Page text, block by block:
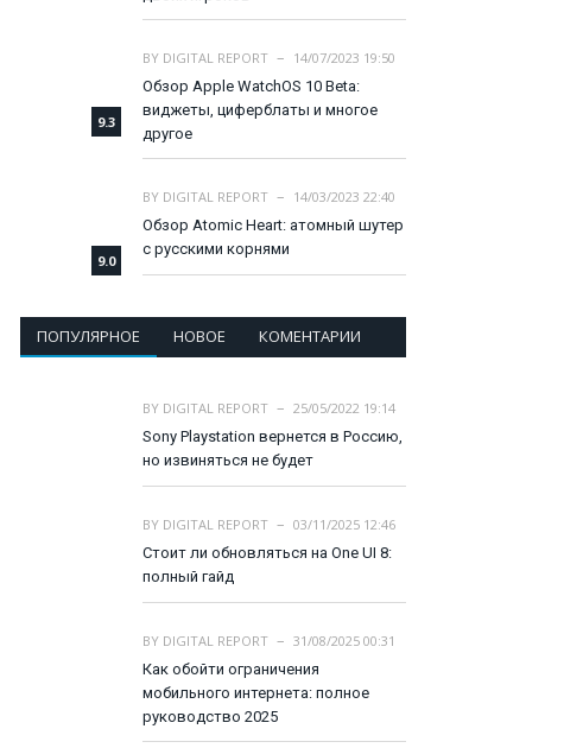
9.3
BY DIGITAL REPORT
14/07/2023 19:50
Обзор Apple WatchOS 10 Beta:
виджеты, циферблаты и многое
другое
9.0
BY DIGITAL REPORT
14/03/2023 22:40
Обзор Atomic Heart: атомный шутер
с русскими корнями
ПОПУЛЯРНОЕ НОВОЕ КОМЕНТАРИИ
BY DIGITAL REPORT
25/05/2022 19:14
Sony Playstation вернется в Россию,
но извиняться не будет
BY DIGITAL REPORT
03/11/2025 12:46
Стоит ли обновляться на One UI 8:
полный гайд
BY DIGITAL REPORT
31/08/2025 00:31
Как обойти ограничения
мобильного интернета: полное
руководство 2025